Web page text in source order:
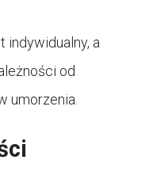
indywidualny, a
od
umorzenia.